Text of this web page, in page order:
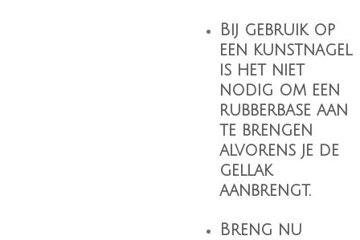
Bij gebruik op
een kunstnagel
is het niet
nodig om een
rubberbase aan
te brengen
alvorens je de
gellak
aanbrengt.
Breng nu